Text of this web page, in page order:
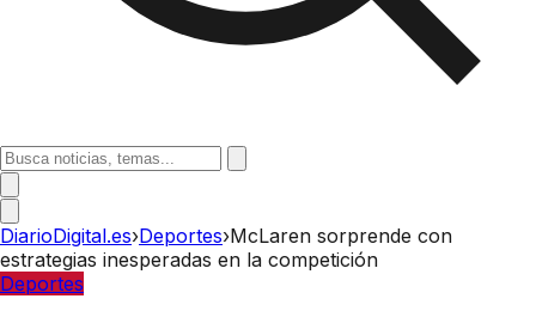
DiarioDigital.es›Deportes›McLaren sorprende con
estrategias inesperadas en la competición
Deportes